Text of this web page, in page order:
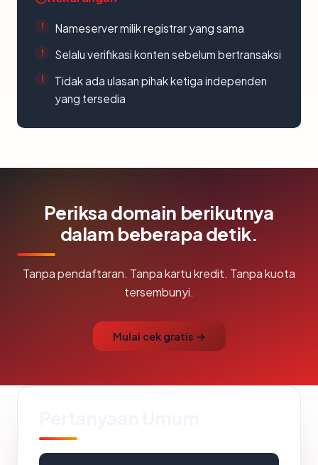
Nameserver milik registrar yang sama
Selalu verifikasi konten sebelum bertransaksi
Tidak ada ulasan pihak ketiga independen
yang tersedia
Periksa domain berikutnya
dalam beberapa detik.
Tanpa pendaftaran. Tanpa kartu kredit. Tanpa kuota
tersembunyi.
Mulai cek gratis →